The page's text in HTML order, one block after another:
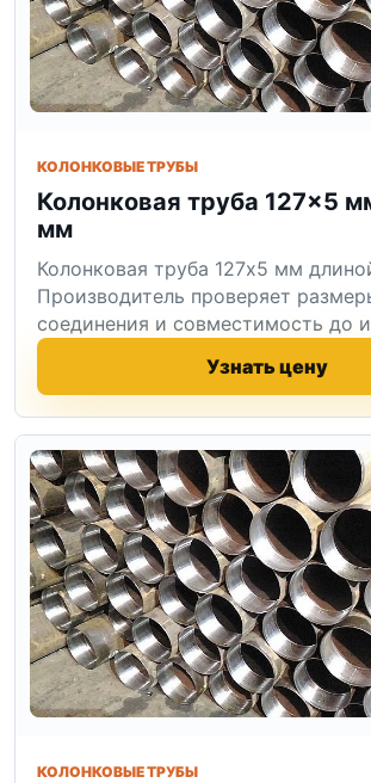
КОЛОНКОВЫЕ ТРУБЫ
Колонковая труба 127×5
мм
Колонковая труба 127x5 мм
Производитель проверяет
соединения и совместимость до
Узнать цену
КОЛОНКОВЫЕ ТРУБЫ